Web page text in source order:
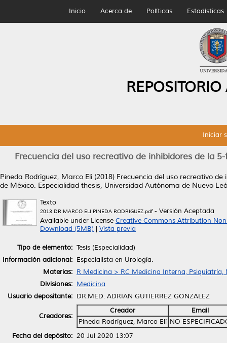
Inicio Acerca de Políticas Estadísticas
Iniciar
Frecuencia del uso recreativo de inhibidores de la
Pineda Rodríguez, Marco Elí (2018) Frecuencia del uso recreativo
de México. Especialidad thesis, Universidad Autónoma de Nuevo
Texto
2013 DR MARCO ELI PINEDA RODRIGUEZ.pdf- Versión Aceptada
Available under License Creative Commons Attribution
Download (5MB)
Vista previa
Tipo de elemento: Tesis (Especialidad)
Información adicional: Especialista en Urología.
Materias: R Medicina > RC Medicina Interna, Psiquiatría,
Divisiones: Medicina
Usuario depositante: DR.MED. ADRIAN GUTIERREZ GONZALEZ
Creadores:
Creador
Email
Pineda Rodríguez, Marco Elí NO
Fecha del depósito: 20 Jul 2020 13:07